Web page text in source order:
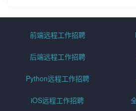
前端远程工作招聘
后端远程工作招聘
Python远程工作招聘
iOS远程工作招聘